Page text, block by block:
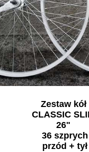
Zestaw kół
CLASSIC
26"
36 szprych
przód + tył